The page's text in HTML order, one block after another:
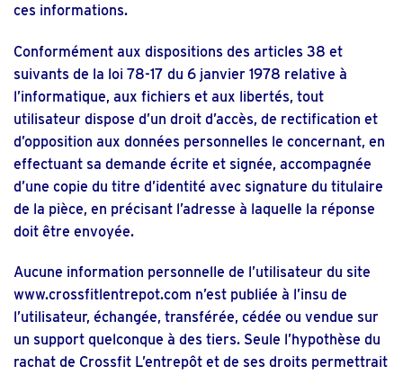
ces informations.
Conformément aux dispositions des articles 38 et
suivants de la loi 78-17 du 6 janvier 1978 relative à
l’informatique, aux fichiers et aux libertés, tout
utilisateur dispose d’un droit d’accès, de rectification et
d’opposition aux données personnelles le concernant, en
effectuant sa demande écrite et signée, accompagnée
d’une copie du titre d’identité avec signature du titulaire
de la pièce, en précisant l’adresse à laquelle la réponse
doit être envoyée.
Aucune information personnelle de l’utilisateur du site
www.crossfitlentrepot.com n’est publiée à l’insu de
l’utilisateur, échangée, transférée, cédée ou vendue sur
un support quelconque à des tiers. Seule l’hypothèse du
rachat de Crossfit L’entrepôt et de ses droits permettrait